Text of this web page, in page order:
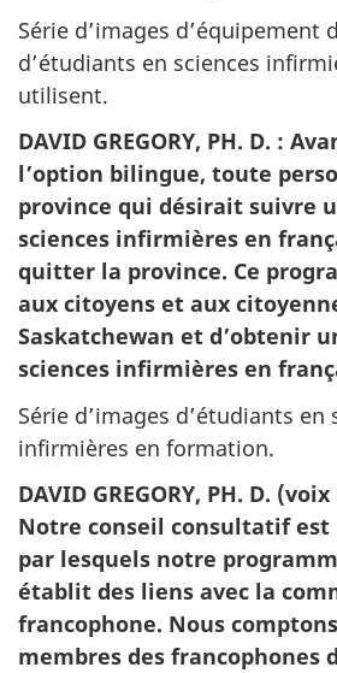
Série d’images d’équipement
d’étudiants en sciences
utilisent.
DAVID GREGORY, PH. D. :
l’option bilingue, toute
province qui désirait suivre
sciences infirmières en
quitter la province. Ce
aux citoyens et aux
Saskatchewan et d’obtenir
sciences infirmières en
Série d’images d’étudiants en
infirmières en formation.
DAVID GREGORY, PH. D.
Notre conseil consultatif est
par lesquels notre
établit des liens avec la
francophone. Nous
membres des francophones